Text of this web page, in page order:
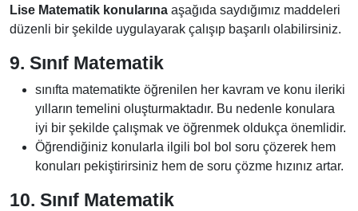
Lise Matematik konularına aşağıda saydığımız maddeleri
düzenli bir şekilde uygulayarak çalışıp başarılı olabilirsiniz.
9. Sınıf Matematik
sınıfta matematikte öğrenilen her kavram ve konu ileriki
yılların temelini oluşturmaktadır. Bu nedenle konulara
iyi bir şekilde çalışmak ve öğrenmek oldukça önemlidir.
Öğrendiğiniz konularla ilgili bol bol soru çözerek hem
konuları pekiştirirsiniz hem de soru çözme hızınız artar.
10. Sınıf Matematik